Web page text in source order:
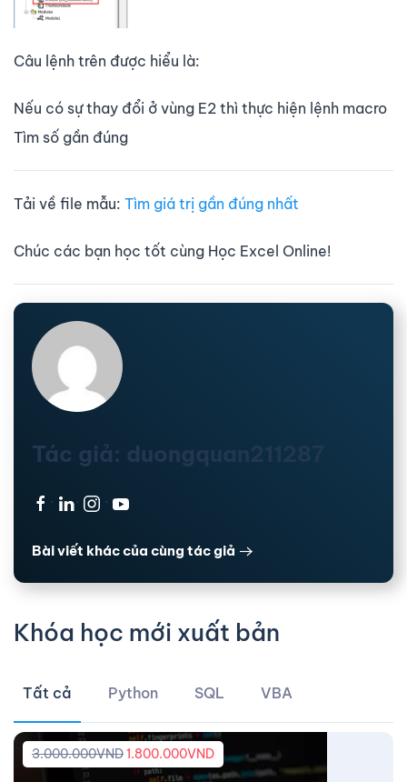
Câu lệnh trên được hiểu là:
Nếu có sự thay đổi ở vùng E2 thì thực hiện lệnh macro
Tìm số gần đúng
Tải về file mẫu: Tìm giá trị gần đúng nhất
Chúc các bạn học tốt cùng Học Excel Online!
Tác giả: duongquan211287
· · ·
Bài viết khác của cùng tác giả
Khóa học mới xuất bản
Tất cả Python SQL VBA
3.000.000VND1.800.000VND